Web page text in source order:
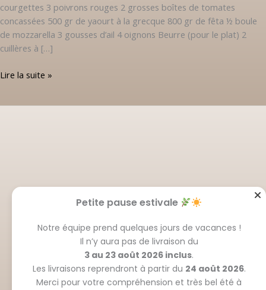
courgettes 3 poivrons rouges 2 grosses boîtes de tomates
concassées 500 gr de yaourt à la grecque 800 gr de fêta ½ boule
de mozzarella 3 gousses d’ail 4 oignons Beurre (pour le plat) 2
cuillères à […]
Lire la suite »
Petite pause estivale
Notre équipe prend quelques jours de vacances !
Il n’y aura pas de livraison du
3 au 23 août 2026 inclus.
Les livraisons reprendront à partir du 24 août 2026.
Merci pour votre compréhension et très bel été à